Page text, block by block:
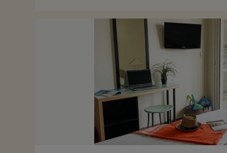
Chez Familytrip nous découvrons chaque année de nouvelles
remise directement en ligne après avoir choisi votre logement
• Animaux de compagnie non admis
• Personnes à mobilité réduite accompagnement obligatoire